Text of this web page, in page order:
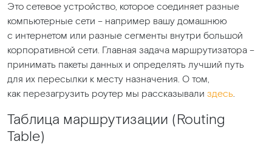
Это сетевое устройство, которое соединяет разные
компьютерные сети – например вашу домашнюю
с интернетом или разные сегменты внутри большой
корпоративной сети. Главная задача маршрутизатора –
принимать пакеты данных и определять лучший путь
для их пересылки к месту назначения. О том,
как перезагрузить роутер мы рассказывали здесь.
Таблица маршрутизации (Routing
Table)